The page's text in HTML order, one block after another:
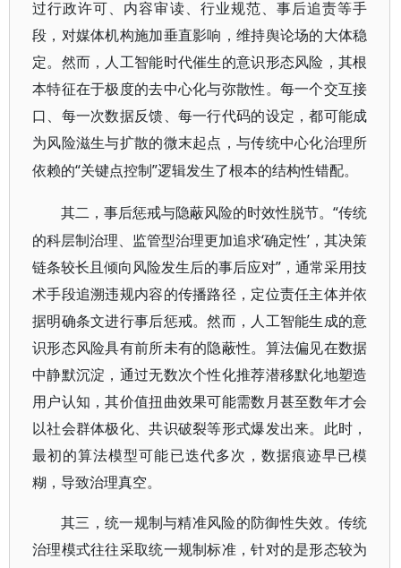
过行政许可、内容审读、行业规范、事后追责等手
段，对媒体机构施加垂直影响，维持舆论场的大体稳
定。然而，人工智能时代催生的意识形态风险，其根
本特征在于极度的去中心化与弥散性。每一个交互接
口、每一次数据反馈、每一行代码的设定，都可能成
为风险滋生与扩散的微末起点，与传统中心化治理所
依赖的“关键点控制”逻辑发生了根本的结构性错配。
其二，事后惩戒与隐蔽风险的时效性脱节。“传统
的科层制治理、监管型治理更加追求‘确定性’，其决策
链条较长且倾向风险发生后的事后应对”，通常采用技
术手段追溯违规内容的传播路径，定位责任主体并依
据明确条文进行事后惩戒。然而，人工智能生成的意
识形态风险具有前所未有的隐蔽性。算法偏见在数据
中静默沉淀，通过无数次个性化推荐潜移默化地塑造
用户认知，其价值扭曲效果可能需数月甚至数年才会
以社会群体极化、共识破裂等形式爆发出来。此时，
最初的算法模型可能已迭代多次，数据痕迹早已模
糊，导致治理真空。
其三，统一规制与精准风险的防御性失效。传统
治理模式往往采取统一规制标准，针对的是形态较为